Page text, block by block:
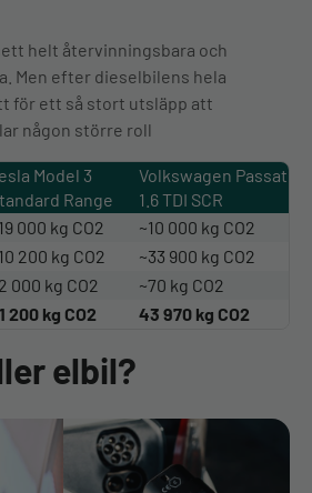
helt återvinningsbara och
Men efter dieselbilens hela
för ett så stort utsläpp att
någon större roll
Model 3
Range
Volkswagen Passat
1.6 TDI SCR
000 kg CO2
~10 000 kg CO2
200 kg CO2
~33 900 kg CO2
000 kg CO2
~70 kg CO2
200 kg CO2 43 970 kg CO2
elbil?